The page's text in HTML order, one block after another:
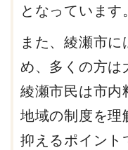
となっています
また、綾瀬市
め、多くの方は
綾瀬市民は市内
地域の制度を理
抑えるポイント